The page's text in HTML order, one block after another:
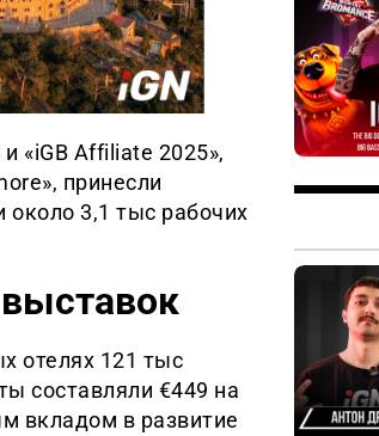
«iGB Affiliate 2025»,
принесли
около 3,1 тыс рабочих
отелях 121 тыс
составляли €449 на
вкладом в развитие